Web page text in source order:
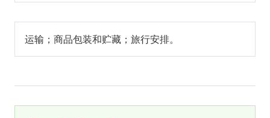
运输；商品包装和贮藏；旅行安排。